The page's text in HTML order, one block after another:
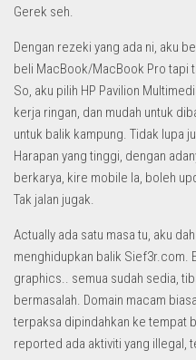
Gerek seh.
Dengan rezeki yang ada ni, aku
beli MacBook/MacBook Pro tapi
So, aku pilih HP Pavilion
kerja ringan, dan mudah untuk
untuk balik kampung. Tidak lupa
Harapan yang tinggi, dengan
berkarya, kire mobile la, boleh
Tak jalan jugak.
Actually ada satu masa tu, aku
menghidupkan balik Sief3r.com.
graphics.. semua sudah sedia,
bermasalah. Domain macam
terpaksa dipindahkan ke tempat
reported ada aktiviti yang illegal,